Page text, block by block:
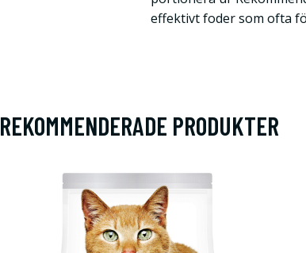
effektivt foder som ofta
REKOMMENDERADE PRODUKTER